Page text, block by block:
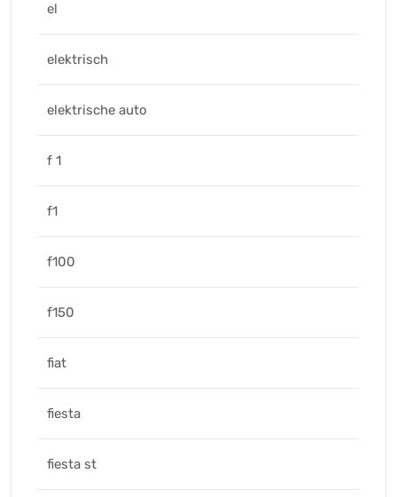
el
elektrisch
elektrische auto
f 1
f1
f100
f150
fiat
fiesta
fiesta st